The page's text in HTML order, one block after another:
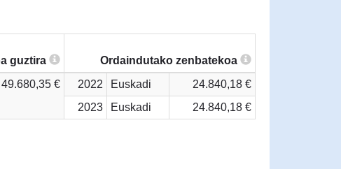
guztira
Ordaindutako zenbatekoa
49.680,35 € 2022 Euskadi
24.840,18 €
2023
Euskadi 24.840,18 €